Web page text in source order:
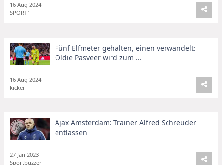
16 Aug 2024
SPORT1
Fünf Elfmeter gehalten, einen verwandelt:
Oldie Pasveer wird zum ...
16 Aug 2024
kicker
Ajax Amsterdam: Trainer Alfred Schreuder
entlassen
27 Jan 2023
Sportbuzzer